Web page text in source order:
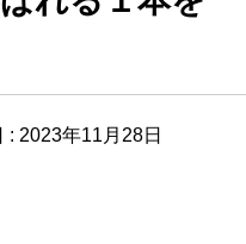
: 2023年11月28日